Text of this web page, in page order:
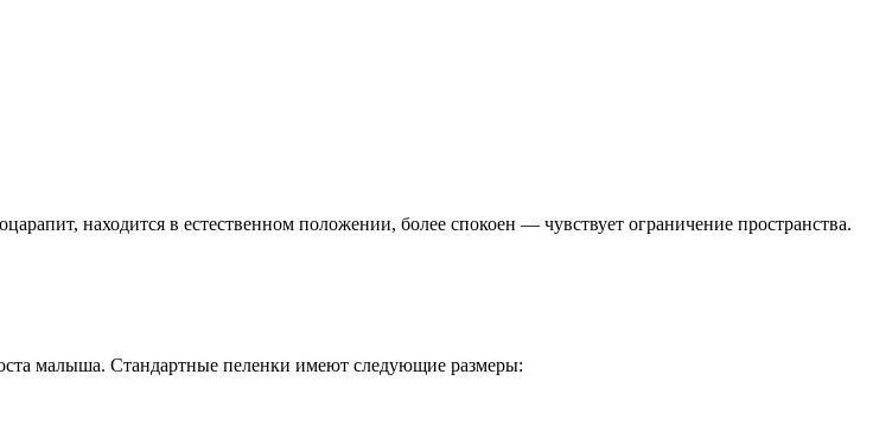
находится в естественном положении, более спокоен — чувствует ограничение пространства.
малыша. Стандартные пеленки имеют следующие размеры: